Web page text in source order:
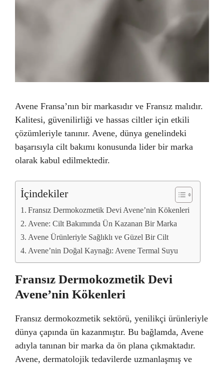
Avene Fransa’nın bir markasıdır ve Fransız malıdır.
Kalitesi, güvenilirliği ve hassas ciltler için etkili
çözümleriyle tanınır. Avene, dünya genelindeki
başarısıyla cilt bakımı konusunda lider bir marka
olarak kabul edilmektedir.
İçindekiler
Fransız Dermokozmetik Devi Avene’nin Kökenleri
Avene: Cilt Bakımında Ün Kazanan Bir Marka
Avene Ürünleriyle Sağlıklı ve Güzel Bir Cilt
Avene’nin Doğal Kaynağı: Avene Termal Suyu
Fransız Dermokozmetik Devi
Avene’nin Kökenleri
Fransız dermokozmetik sektörü, yenilikçi ürünleriyle
dünya çapında ün kazanmıştır. Bu bağlamda, Avene
adıyla tanınan bir marka da ön plana çıkmaktadır.
Avene, dermatolojik tedavilerde uzmanlaşmış ve